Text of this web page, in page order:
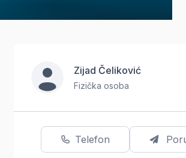
Zijad Čeliković
Fizička osoba
Telefon